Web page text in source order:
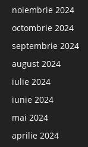
noiembrie 2024
octombrie 2024
septembrie 2024
august 2024
iulie 2024
iunie 2024
mai 2024
aprilie 2024